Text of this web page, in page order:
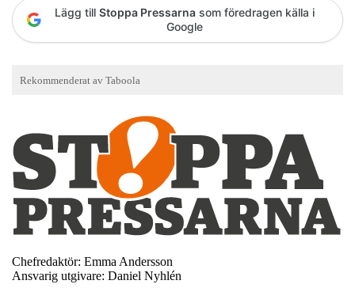
Lägg till Stoppa Pressarna som föredragen källa i
Google
Chefredaktör: Emma Andersson
Ansvarig utgivare: Daniel Nyhlén